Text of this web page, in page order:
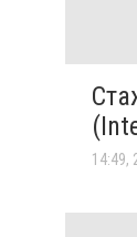
14:49,